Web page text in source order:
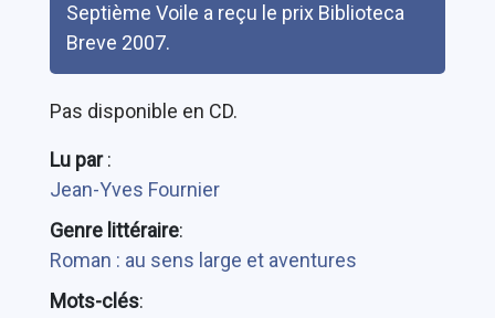
Septième Voile a reçu le prix Biblioteca
Breve 2007.
Pas disponible en CD.
Lu par:
Jean-Yves Fournier
Genre littéraire:
Roman : au sens large et aventures
Mots-clés: